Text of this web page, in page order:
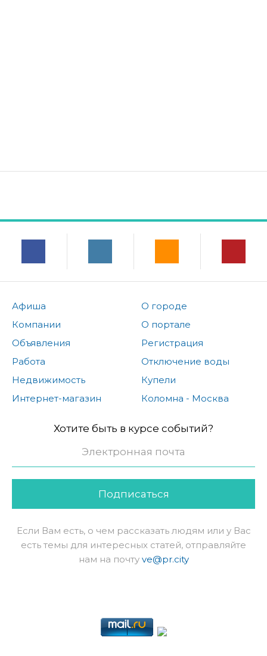
Афиша
Компании
Объявления
Работа
Недвижимость
Интернет-магазин
О городе
О портале
Регистрация
Отключение воды
Купели
Коломна - Москва
Хотите быть в курсе событий?
Подписаться
Если Вам есть, о чем рассказать людям или у Вас
есть темы для интересных статей, отправляйте
нам на почту ve@pr.city